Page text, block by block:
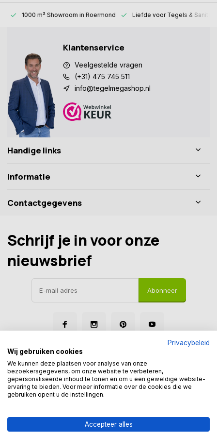
1000 m² Showroomin Roermond Liefde voor Tegels & Sanitair
Klantenservice
Veelgestelde vragen
(+31) 475 745 511
info@tegelmegashop.nl
Handige links
Informatie
Contactgegevens
Schrijf je in voor onze
nieuwsbrief
Abonneer
Disclaimer Privacy Policy
© Tegelmegashop
Privacybeleid
Wij gebruiken cookies
We kunnen deze plaatsen voor analyse van onze
bezoekersgegevens, om onze website te verbeteren,
gepersonaliseerde inhoud te tonen en om u een geweldige website-
ervaring te bieden. Voor meer informatie over de cookies die we
gebruiken opent u de instellingen.
Accepteer alles